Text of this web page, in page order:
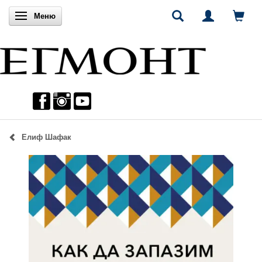
Включи навигацията
Меню
Елиф Шафак